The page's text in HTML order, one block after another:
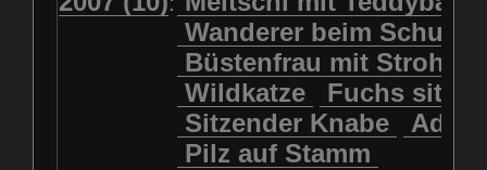
Wegweiser Wilde Hilde
Wildhüter Wurzelkind
Wolf Ziegenkopf
Wanderer beim
Büstenfrau mit Strohut
Wildkatze
Fuchs
Sitzender Knabe
Adler
Pilz auf Stamm